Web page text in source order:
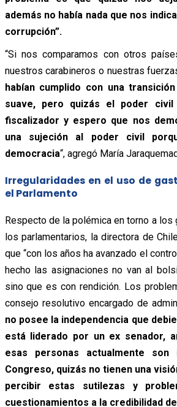
además no había nada que nos
corrupción”.
“Si nos comparamos con otros
nuestros carabineros o nuestras
habían cumplido con una
suave, pero quizás el poder
fiscalizador y espero que nos
una sujeción al poder civil
democracia“, agregó María
Irregularidades en el uso de
el Parlamento
Respecto de la polémica en torno a
los parlamentarios, la directora de
que “con los años ha avanzado el
hecho las asignaciones no van al
sino que es con rendición. Los
consejo resolutivo encargado de
no posee la independencia que
está liderado por un ex senador,
esas personas actualmente son
Congreso, quizás no tienen una
percibir estas sutilezas y
cuestionamientos a la credibilidad